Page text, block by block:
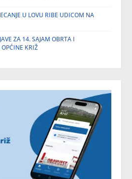
U LOVU RIBE UDICOM NA
ZA 14. SAJAM OBRTA I
KRIŽ